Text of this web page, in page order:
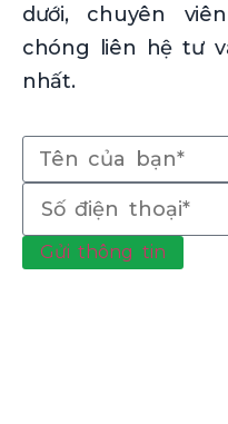
dưới, chuyên
chóng liên hệ tư
nhất.
Gửi thông tin